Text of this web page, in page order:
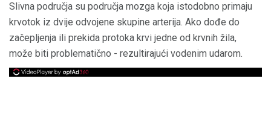
Slivna područja su područja mozga koja istodobno primaju
krvotok iz dvije odvojene skupine arterija. Ako dođe do
začepljenja ili prekida protoka krvi jedne od krvnih žila,
može biti problematično - rezultirajući vodenim udarom.